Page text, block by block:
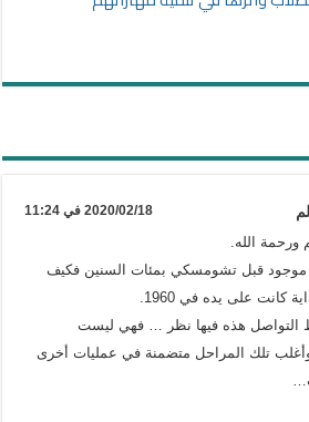
2020/02/18 في 11:24
ورحمة الله.
موجود قبل تشومسكي بمئات السنين فكيف
كانت على يده في 1960.
التواصل هذه فيها نظر … فهي ليست
تلك المراحل متضمنة في عمليات أخرى